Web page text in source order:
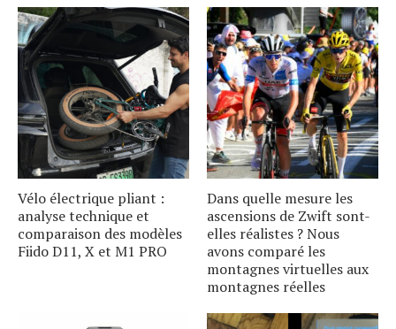
Vélo électrique pliant :
analyse technique et
comparaison des modèles
Fiido D11, X et M1 PRO
Dans quelle mesure les
ascensions de Zwift sont-
elles réalistes ? Nous
avons comparé les
montagnes virtuelles aux
montagnes réelles